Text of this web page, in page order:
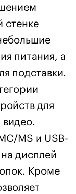
стенке
питания, а
подставки.
для
MS и USB-
дисплей
Кроме